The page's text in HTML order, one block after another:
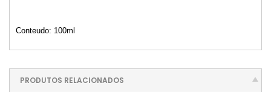
Conteudo: 100ml
PRODUTOS RELACIONADOS